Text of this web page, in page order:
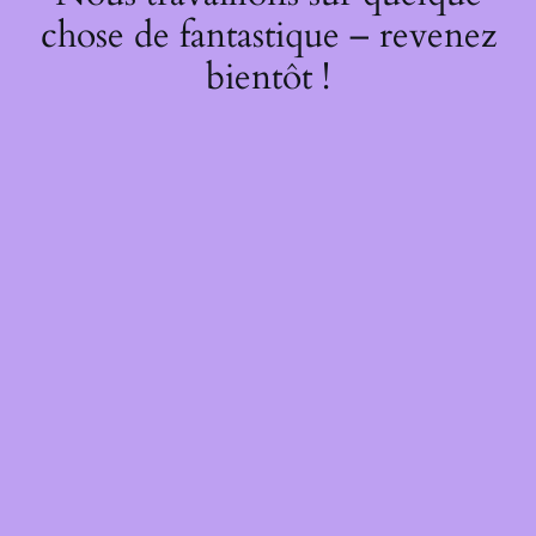
chose de fantastique – revenez
bientôt !